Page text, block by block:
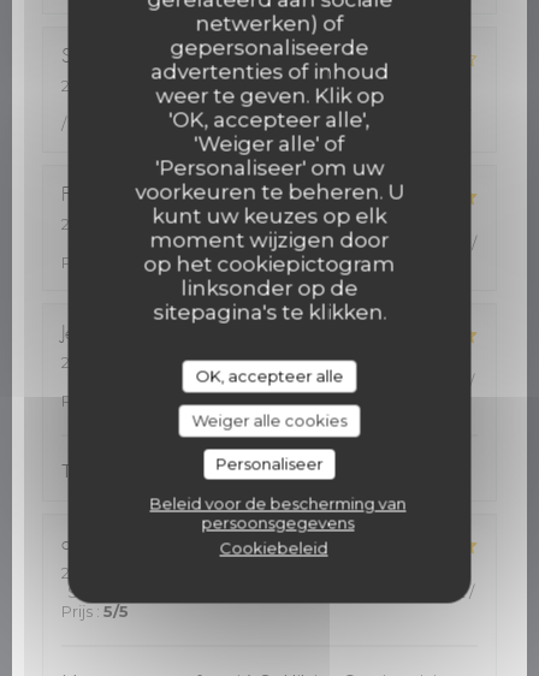
netwerken) of
gepersonaliseerde
advertenties of inhoud
weer te geven. Klik op
'OK, accepteer alle',
'Weiger alle' of
'Personaliseer' om uw
voorkeuren te beheren. U
kunt uw keuzes op elk
moment wijzigen door
op het cookiepictogram
linksonder op de
sitepagina's te klikken.
OK, accepteer alle
Weiger alle cookies
Personaliseer
Beleid voor de bescherming van
persoonsgegevens
Cookiebeleid
Stéphane
2026-08-05 - 12:00 - Gasten 4
/5 Atmosfeer:4/5 Keuken:3/5
/ Prijs
Florence M
2026-08-05
- 12:30 - Gasten 4
/5 Atmosfeer:5/5 Keuken:5/5
Kwaliteit /
Prijs
Jean-Philippe
2026-08-05
- 12:30 - Gasten 2
Atmosfeer:5/5 Keuken
Kwaliteit /
Prijs
Très bon accueil. Cuisine de qualité
dawn
2026-08-05
Service
Kwaliteit /
Prijs : 5/5